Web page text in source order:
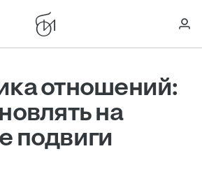
отношений:
на
подвиги